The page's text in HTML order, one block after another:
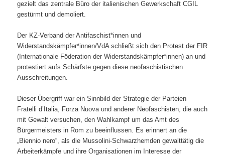
gezielt das zentrale Büro der italienischen Gewerkschaft CGIL
gestürmt und demoliert.
Der KZ-Verband der Antifaschist*innen und
Widerstandskämpfer*innen/VdA schließt sich den Protest der FIR
(Internationale Föderation der Widerstandskämpfer*innen) an und
protestiert aufs Schärfste gegen diese neofaschistischen
Ausschreitungen.
Dieser Übergriff war ein Sinnbild der Strategie der Parteien
Fratelli d’Italia, Forza Nuova und anderer Neofaschisten, die auch
mit Gewalt versuchen, den Wahlkampf um das Amt des
Bürgermeisters in Rom zu beeinflussen. Es erinnert an die
„Biennio nero“, als die Mussolini-Schwarzhemden gewalttätig die
Arbeiterkämpfe und ihre Organisationen im Interesse der